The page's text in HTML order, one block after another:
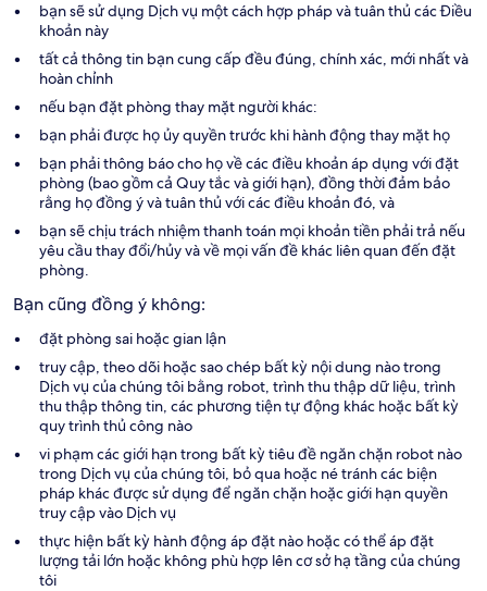
bạn sẽ sử dụng Dịch vụ một cách hợp pháp và tuân thủ các Điều
khoản này
tất cả thông tin bạn cung cấp đều đúng, chính xác, mới nhất và
hoàn chỉnh
nếu bạn đặt phòng thay mặt người khác:
bạn phải được họ ủy quyền trước khi hành động thay mặt họ
bạn phải thông báo cho họ về các điều khoản áp dụng với đặt
phòng (bao gồm cả Quy tắc và giới hạn), đồng thời đảm bảo
rằng họ đồng ý và tuân thủ với các điều khoản đó, và
bạn sẽ chịu trách nhiệm thanh toán mọi khoản tiền phải trả nếu
yêu cầu thay đổi/hủy và về mọi vấn đề khác liên quan đến đặt
phòng.
Bạn cũng đồng ý không:
đặt phòng sai hoặc gian lận
truy cập, theo dõi hoặc sao chép bất kỳ nội dung nào trong
Dịch vụ của chúng tôi bằng robot, trình thu thập dữ liệu, trình
thu thập thông tin, các phương tiện tự động khác hoặc bất kỳ
quy trình thủ công nào
vi phạm các giới hạn trong bất kỳ tiêu đề ngăn chặn robot nào
trong Dịch vụ của chúng tôi, bỏ qua hoặc né tránh các biện
pháp khác được sử dụng để ngăn chặn hoặc giới hạn quyền
truy cập vào Dịch vụ
thực hiện bất kỳ hành động áp đặt nào hoặc có thể áp đặt
lượng tải lớn hoặc không phù hợp lên cơ sở hạ tầng của chúng
tôi